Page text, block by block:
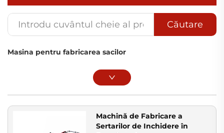
Căutare
Masina pentru fabricarea sacilor
Machină de Fabricare a
Sertarilor de Inchidere în